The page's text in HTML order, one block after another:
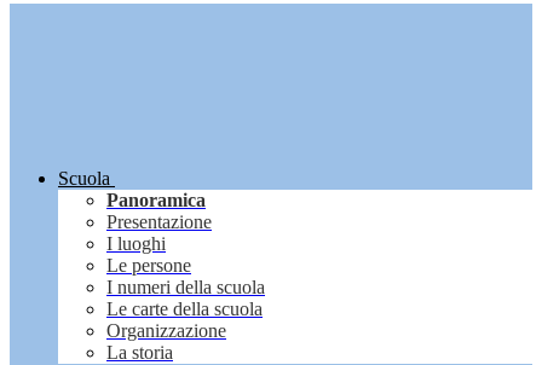
Scuola
Panoramica
Presentazione
I luoghi
Le persone
I numeri della scuola
Le carte della scuola
Organizzazione
La storia